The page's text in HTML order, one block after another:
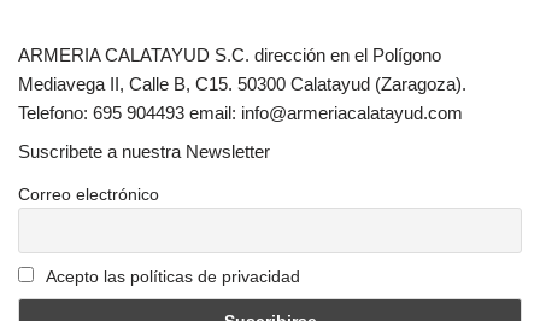
ARMERIA CALATAYUD S.C. dirección en el Polígono
Mediavega II, Calle B, C15. 50300 Calatayud (Zaragoza).
Telefono: 695 904493 email: info@armeriacalatayud.com
Suscribete a nuestra Newsletter
Correo electrónico
Acepto las políticas de privacidad